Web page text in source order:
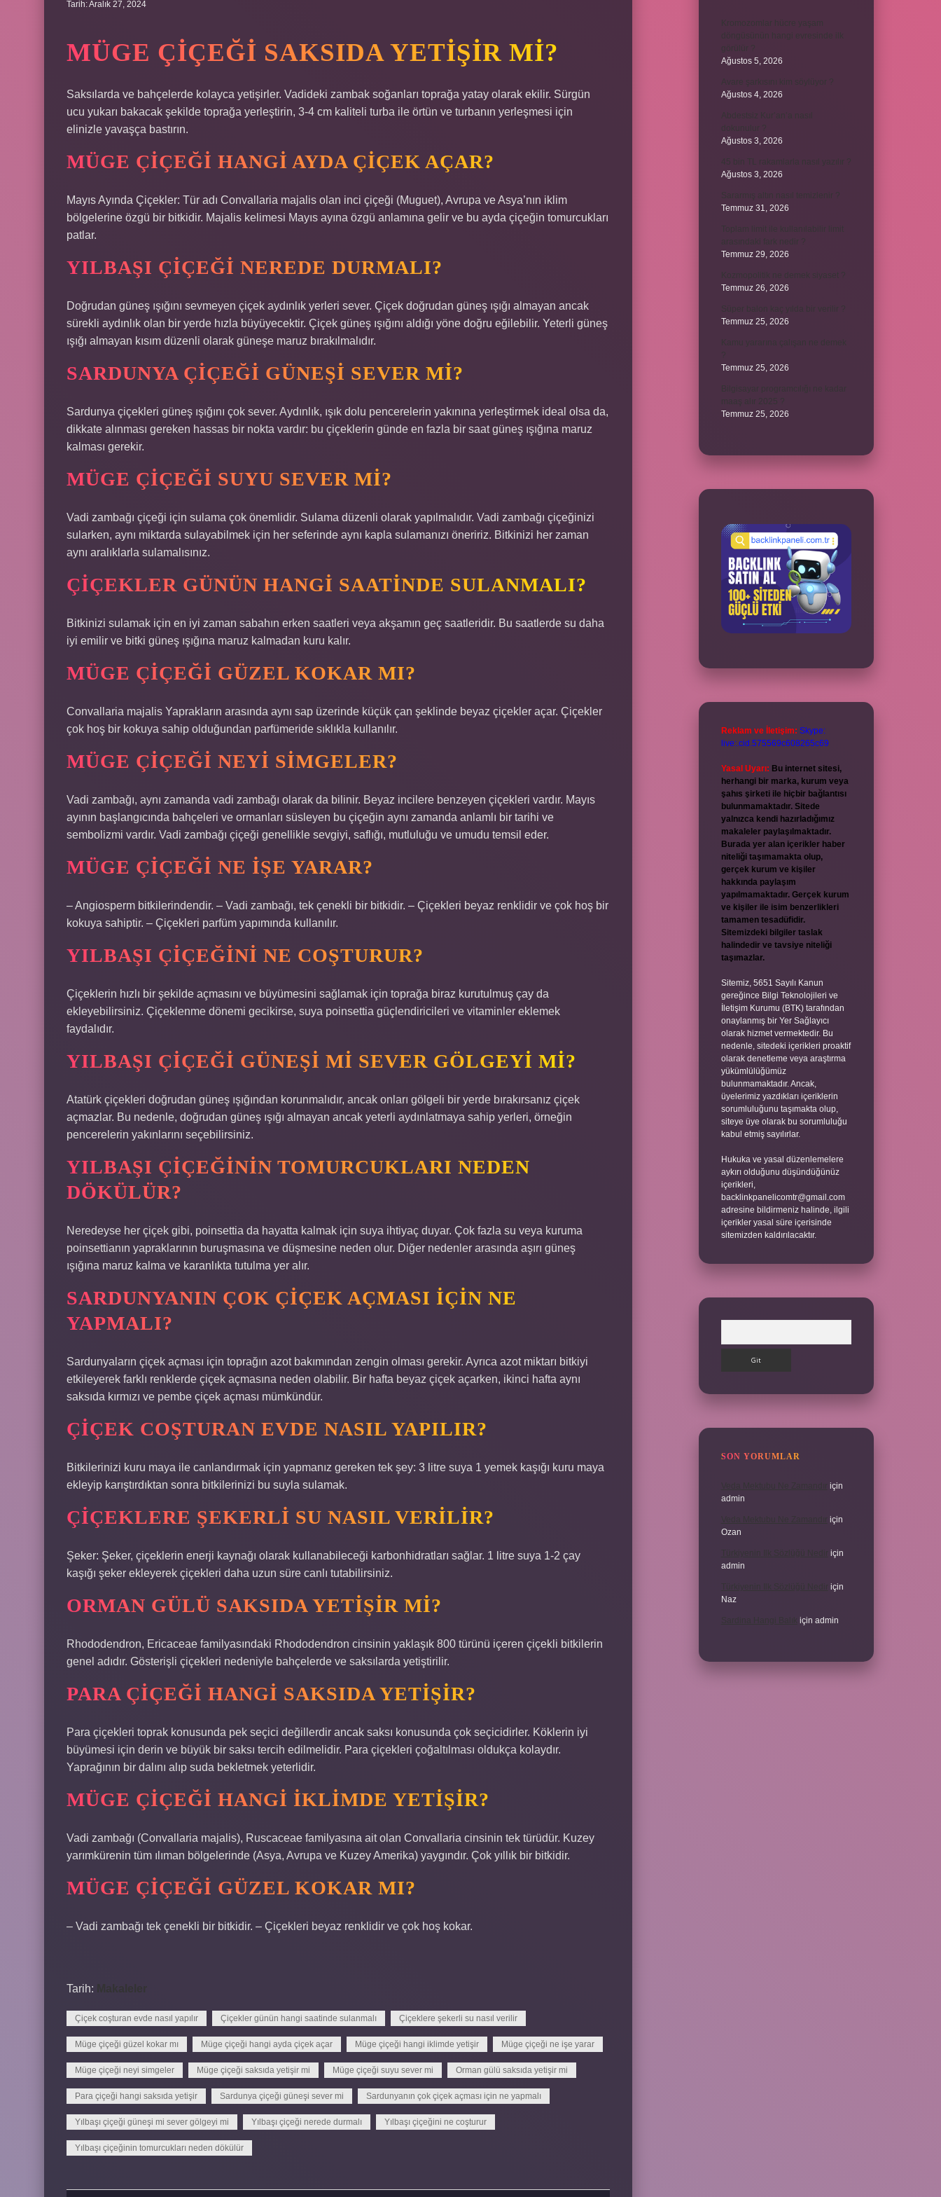
Tarih: Aralık 27, 2024
MÜGE ÇIÇEĞI SAKSIDA YETIŞIR MI?
Saksılarda ve bahçelerde kolayca yetişirler. Vadideki zambak soğanları toprağa yatay olarak ekilir. Sürgün
ucu yukarı bakacak şekilde toprağa yerleştirin, 3-4 cm kaliteli turba ile örtün ve turbanın yerleşmesi için
elinizle yavaşça bastırın.
MÜGE ÇIÇEĞI HANGI AYDA ÇIÇEK AÇAR?
Mayıs Ayında Çiçekler: Tür adı Convallaria majalis olan inci çiçeği (Muguet), Avrupa ve Asya’nın iklim
bölgelerine özgü bir bitkidir. Majalis kelimesi Mayıs ayına özgü anlamına gelir ve bu ayda çiçeğin tomurcukları
patlar.
YILBAŞI ÇIÇEĞI NEREDE DURMALI?
Doğrudan güneş ışığını sevmeyen çiçek aydınlık yerleri sever. Çiçek doğrudan güneş ışığı almayan ancak
sürekli aydınlık olan bir yerde hızla büyüyecektir. Çiçek güneş ışığını aldığı yöne doğru eğilebilir. Yeterli güneş
ışığı almayan kısım düzenli olarak güneşe maruz bırakılmalıdır.
SARDUNYA ÇIÇEĞI GÜNEŞI SEVER MI?
Sardunya çiçekleri güneş ışığını çok sever. Aydınlık, ışık dolu pencerelerin yakınına yerleştirmek ideal olsa da,
dikkate alınması gereken hassas bir nokta vardır: bu çiçeklerin günde en fazla bir saat güneş ışığına maruz
kalması gerekir.
MÜGE ÇIÇEĞI SUYU SEVER MI?
Vadi zambağı çiçeği için sulama çok önemlidir. Sulama düzenli olarak yapılmalıdır. Vadi zambağı çiçeğinizi
sularken, aynı miktarda sulayabilmek için her seferinde aynı kapla sulamanızı öneririz. Bitkinizi her zaman
aynı aralıklarla sulamalısınız.
ÇIÇEKLER GÜNÜN HANGI SAATINDE SULANMALI?
Bitkinizi sulamak için en iyi zaman sabahın erken saatleri veya akşamın geç saatleridir. Bu saatlerde su daha
iyi emilir ve bitki güneş ışığına maruz kalmadan kuru kalır.
MÜGE ÇIÇEĞI GÜZEL KOKAR MI?
Convallaria majalis Yaprakların arasında aynı sap üzerinde küçük çan şeklinde beyaz çiçekler açar. Çiçekler
çok hoş bir kokuya sahip olduğundan parfümeride sıklıkla kullanılır.
MÜGE ÇIÇEĞI NEYI SIMGELER?
Vadi zambağı, aynı zamanda vadi zambağı olarak da bilinir. Beyaz incilere benzeyen çiçekleri vardır. Mayıs
ayının başlangıcında bahçeleri ve ormanları süsleyen bu çiçeğin aynı zamanda anlamlı bir tarihi ve
sembolizmi vardır. Vadi zambağı çiçeği genellikle sevgiyi, saflığı, mutluluğu ve umudu temsil eder.
MÜGE ÇIÇEĞI NE IŞE YARAR?
– Angiosperm bitkilerindendir. – Vadi zambağı, tek çenekli bir bitkidir. – Çiçekleri beyaz renklidir ve çok hoş bir
kokuya sahiptir. – Çiçekleri parfüm yapımında kullanılır.
YILBAŞI ÇIÇEĞINI NE COŞTURUR?
Çiçeklerin hızlı bir şekilde açmasını ve büyümesini sağlamak için toprağa biraz kurutulmuş çay da
ekleyebilirsiniz. Çiçeklenme dönemi gecikirse, suya poinsettia güçlendiricileri ve vitaminler eklemek
faydalıdır.
YILBAŞI ÇIÇEĞI GÜNEŞI MI SEVER GÖLGEYI MI?
Atatürk çiçekleri doğrudan güneş ışığından korunmalıdır, ancak onları gölgeli bir yerde bırakırsanız çiçek
açmazlar. Bu nedenle, doğrudan güneş ışığı almayan ancak yeterli aydınlatmaya sahip yerleri, örneğin
pencerelerin yakınlarını seçebilirsiniz.
YILBAŞI ÇIÇEĞININ TOMURCUKLARI NEDEN
DÖKÜLÜR?
Neredeyse her çiçek gibi, poinsettia da hayatta kalmak için suya ihtiyaç duyar. Çok fazla su veya kuruma
poinsettianın yapraklarının buruşmasına ve düşmesine neden olur. Diğer nedenler arasında aşırı güneş
ışığına maruz kalma ve karanlıkta tutulma yer alır.
SARDUNYANIN ÇOK ÇIÇEK AÇMASI IÇIN NE
YAPMALI?
Sardunyaların çiçek açması için toprağın azot bakımından zengin olması gerekir. Ayrıca azot miktarı bitkiyi
etkileyerek farklı renklerde çiçek açmasına neden olabilir. Bir hafta beyaz çiçek açarken, ikinci hafta aynı
saksıda kırmızı ve pembe çiçek açması mümkündür.
ÇIÇEK COŞTURAN EVDE NASIL YAPILIR?
Bitkilerinizi kuru maya ile canlandırmak için yapmanız gereken tek şey: 3 litre suya 1 yemek kaşığı kuru maya
ekleyip karıştırdıktan sonra bitkilerinizi bu suyla sulamak.
ÇIÇEKLERE ŞEKERLI SU NASIL VERILIR?
Şeker: Şeker, çiçeklerin enerji kaynağı olarak kullanabileceği karbonhidratları sağlar. 1 litre suya 1-2 çay
kaşığı şeker ekleyerek çiçekleri daha uzun süre canlı tutabilirsiniz.
ORMAN GÜLÜ SAKSIDA YETIŞIR MI?
Rhododendron, Ericaceae familyasındaki Rhododendron cinsinin yaklaşık 800 türünü içeren çiçekli bitkilerin
genel adıdır. Gösterişli çiçekleri nedeniyle bahçelerde ve saksılarda yetiştirilir.
PARA ÇIÇEĞI HANGI SAKSIDA YETIŞIR?
Para çiçekleri toprak konusunda pek seçici değillerdir ancak saksı konusunda çok seçicidirler. Köklerin iyi
büyümesi için derin ve büyük bir saksı tercih edilmelidir. Para çiçekleri çoğaltılması oldukça kolaydır.
Yaprağının bir dalını alıp suda bekletmek yeterlidir.
MÜGE ÇIÇEĞI HANGI IKLIMDE YETIŞIR?
Vadi zambağı (Convallaria majalis), Ruscaceae familyasına ait olan Convallaria cinsinin tek türüdür. Kuzey
yarımkürenin tüm ılıman bölgelerinde (Asya, Avrupa ve Kuzey Amerika) yaygındır. Çok yıllık bir bitkidir.
MÜGE ÇIÇEĞI GÜZEL KOKAR MI?
– Vadi zambağı tek çenekli bir bitkidir. – Çiçekleri beyaz renklidir ve çok hoş kokar.
Tarih: Makaleler
Çiçek coşturan evde nasıl yapılır Çiçekler günün hangi saatinde sulanmalı Çiçeklere şekerli su nasıl verilir
Müge çiçeği güzel kokar mı Müge çiçeği hangi ayda çiçek açar Müge çiçeği hangi iklimde yetişir Müge çiçeği ne işe yarar
Müge çiçeği neyi simgeler Müge çiçeği saksıda yetişir mi Müge çiçeği suyu sever mi Orman gülü saksıda yetişir mi
Para çiçeği hangi saksıda yetişir Sardunya çiçeği güneşi sever mi Sardunyanın çok çiçek açması için ne yapmalı
Yılbaşı çiçeği güneşi mi sever gölgeyi mi Yılbaşı çiçeği nerede durmalı Yılbaşı çiçeğini ne coşturur
Yılbaşı çiçeğinin tomurcukları neden dökülür
Kromozomlar hücre yaşam
döngüsünün hangi evresinde ilk
Ağustos 5, 2026
Avare şarkısını kim söylüyor ?
Ağustos 4, 2026
Abdestsiz Kur’an’a nasıl
Ağustos 3, 2026
45 bin TL rakamlarla nasıl yazılır ?
Ağustos 3, 2026
Temmuz 31, 2026
Toplam limit ile kullanılabilir limit
Temmuz 29, 2026
Temmuz 26, 2026
Süper balon kaç yılda bir verilir ?
Temmuz 25, 2026
Temmuz 25, 2026
Temmuz 25, 2026
Reklam ve İletişim: Skype:
live:.cid.575569c608265c69
Yasal Uyarı: Bu internet sitesi,
herhangi bir marka, kurum veya
şahıs şirketi ile hiçbir bağlantısı
bulunmamaktadır. Sitede
yalnızca kendi hazırladığımız
makaleler paylaşılmaktadır.
Burada yer alan içerikler haber
niteliği taşımamakta olup,
gerçek kurum ve kişiler
hakkında paylaşım
yapılmamaktadır. Gerçek kurum
ve kişiler ile isim benzerlikleri
tamamen tesadüfidir.
Sitemizdeki bilgiler taslak
halindedir ve tavsiye niteliği
taşımazlar.
Sitemiz, 5651 Sayılı Kanun
gereğince Bilgi Teknolojileri ve
İletişim Kurumu (BTK) tarafından
onaylanmış bir Yer Sağlayıcı
olarak hizmet vermektedir. Bu
nedenle, sitedeki içerikleri proaktif
olarak denetleme veya araştırma
yükümlülüğümüz
bulunmamaktadır. Ancak,
üyelerimiz yazdıkları içeriklerin
sorumluluğunu taşımakta olup,
siteye üye olarak bu sorumluluğu
kabul etmiş sayılırlar.
Hukuka ve yasal düzenlemelere
aykırı olduğunu düşündüğünüz
içerikleri,
backlinkpanelicomtr@gmail.com
adresine bildirmeniz halinde, ilgili
içerikler yasal süre içerisinde
sitemizden kaldırılacaktır.
SON YORUMLAR
için
admin
için
Ozan
için
admin
için
Naz
için admin